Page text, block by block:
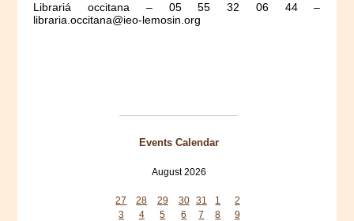
Librariá occitana – 05 55 32 06 44 –
libraria.occitana@ieo-lemosin.org
Events Calendar
August 2026
27
28 29 30 31 1
2
3
4 5 6 7 8
9